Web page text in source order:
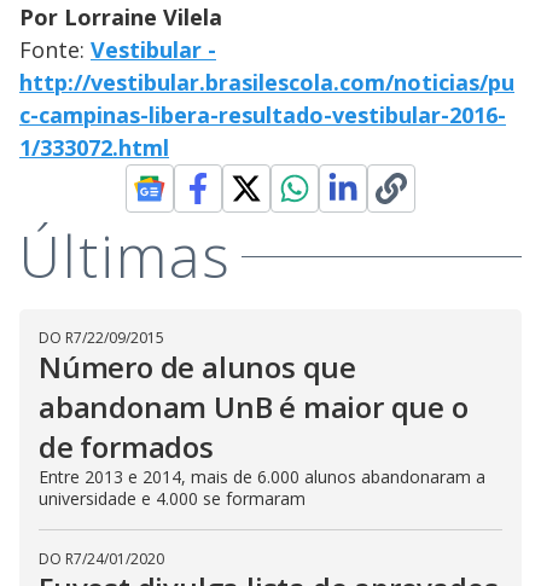
Por Lorraine Vilela
Fonte: Vestibular -
http://vestibular.brasilescola.com/noticias/pu
c-campinas-libera-resultado-vestibular-2016-
1/333072.html
Últimas
DO R7/22/09/2015
Número de alunos que
abandonam UnB é maior que o
de formados
Entre 2013 e 2014, mais de 6.000 alunos abandonaram a
universidade e 4.000 se formaram
DO R7/24/01/2020